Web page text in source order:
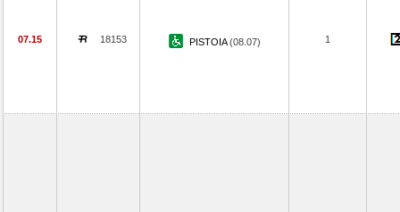
07.15 18153 PISTOIA(08.07) 1